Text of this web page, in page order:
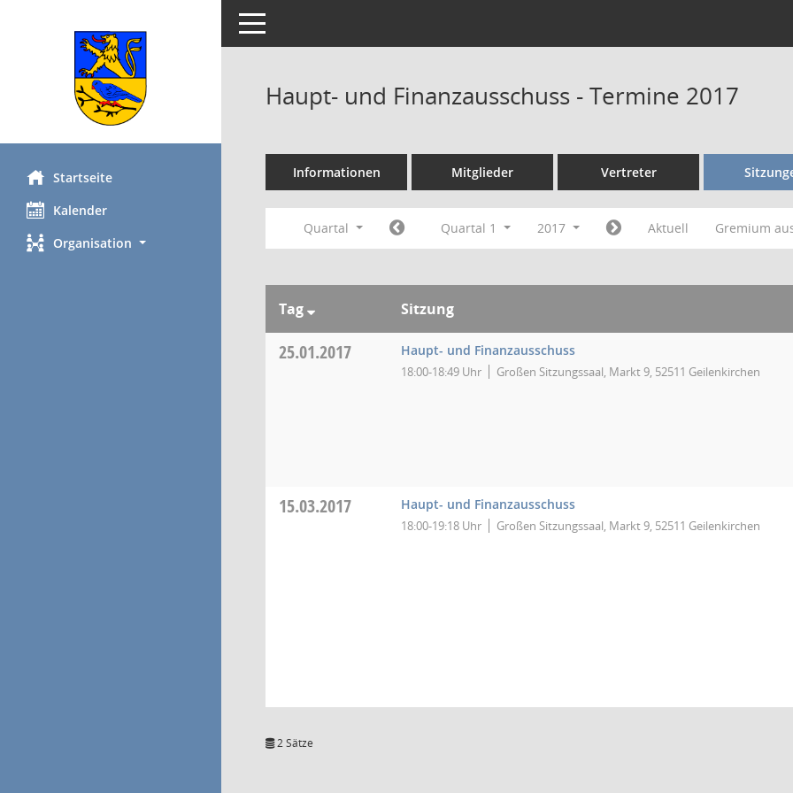
Startseite
Kalender
Organisation
Toggle navigation
Haupt- und Finanzausschuss - Termine 2017
Informationen Mitglieder Vertreter
Quartal Quartal 1 2017 Aktuell Gremium
Tag Sitzung
25.01.2017 Haupt- und Finanzausschuss
18:00-18:49 Uhr Großen Sitzungssaal, Markt 9, 52511 Geilenkirchen
15.03.2017 Haupt- und Finanzausschuss
18:00-19:18 Uhr Großen Sitzungssaal, Markt 9, 52511 Geilenkirchen
2 Sätze